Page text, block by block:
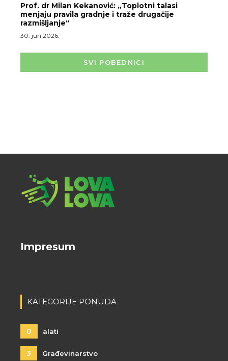
Prof. dr Milan Kekanović: „Toplotni talasi
menjaju pravila gradnje i traže drugačije
razmišljanje“
30. jun 2026.
SVI POBEDNICI
Impresum
KATEGORIJE PONUDA
0 alati
3 Građevinarstvo